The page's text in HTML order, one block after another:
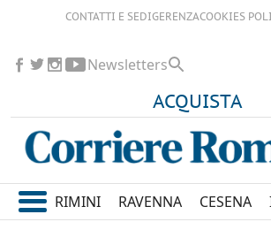
CONTATTI E SEDIGERENZACOOKIES
ACQUISTA
Newsletters
RIMINI RAVENNA CESENA